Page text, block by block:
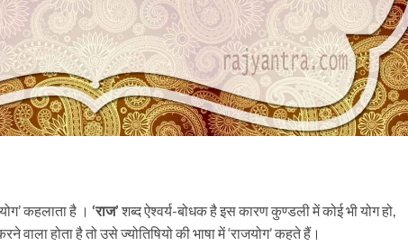
कहलाता है । ‘राज’ शब्द ऐश्वर्य-बोधक है इस कारण कुण्डली में कोई भी योग हो,
होता है तो उसे ज्योतिषियो की भाषा में ‘राजयोग’ कहते हैं।